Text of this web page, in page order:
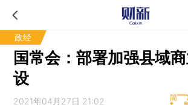
政经
国常会：部署加强县域
设
2021年04月27日 21:02